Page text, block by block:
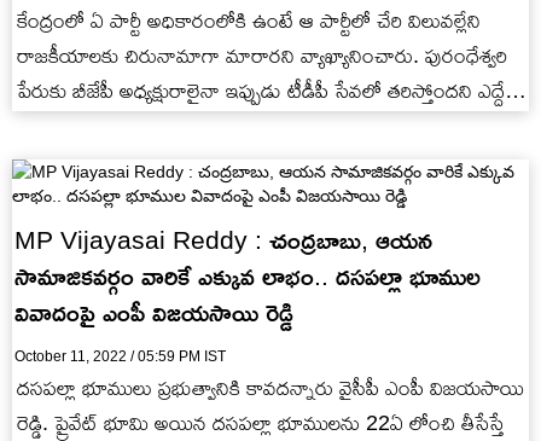
కేంద్రంలో ఏ పార్టీ అధికారంలోకి ఉంటే ఆ పార్టీలో చేరి విలువల్లేని
రాజకీయాలకు చిరునామాగా మారారని వ్యాఖ్యానించారు. పురంధేశ్వరి
పేరుకు బీజేపీ అధ్యక్షురాలైనా ఇప్పుడు టీడీపీ సేవలో తరిస్తోందని ఎద్దేవా
MP Vijayasai Reddy : చంద్రబాబు, ఆయన
సామాజికవర్గం వారికే ఎక్కువ లాభం.. దసపల్లా భూముల
వివాదంపై ఎంపీ విజయసాయి రెడ్డి
October 11, 2022 / 05:59 PM IST
దసపల్లా భూములు ప్రభుత్వానికి కావదన్నారు వైసీపీ ఎంపీ విజయసాయి
రెడ్డి. ప్రైవేట్ భూమి అయిన దసపల్లా భూములను 22ఏ లోంచి తీసేస్తే